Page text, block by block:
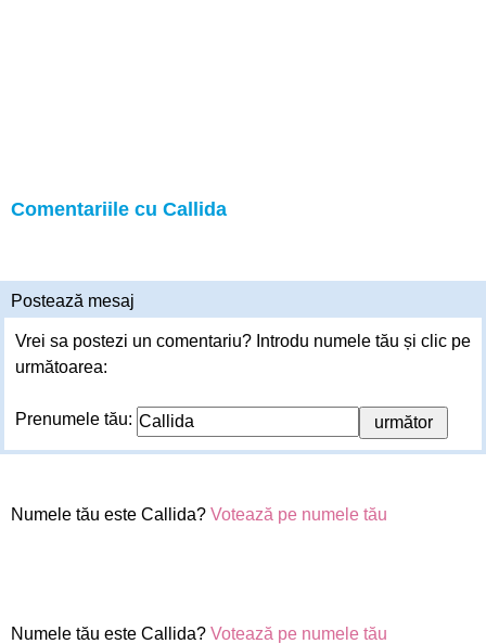
Comentariile cu Callida
Postează mesaj
Vrei sa postezi un comentariu? Introdu numele tău și clic pe
următoarea:
Prenumele tău:
Numele tău este Callida? Votează pe numele tău
Numele tău este Callida? Votează pe numele tău